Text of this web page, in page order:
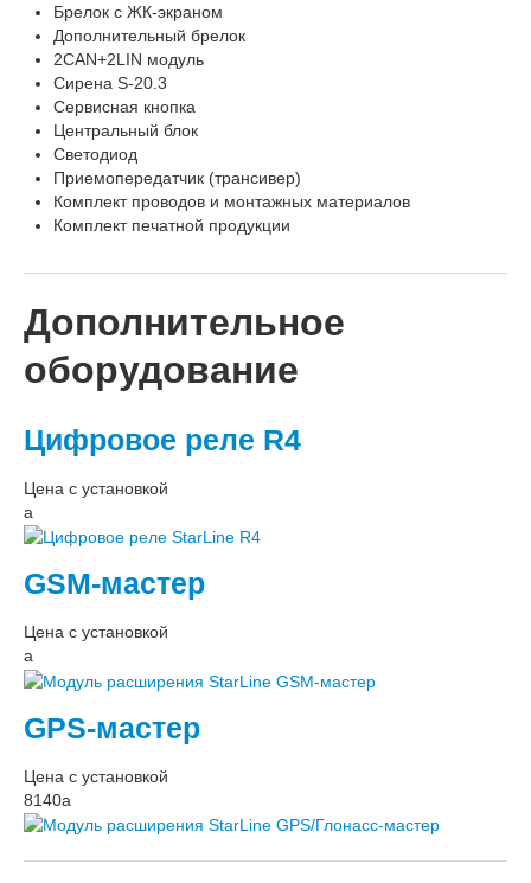
Брелок с ЖК-экраном
Дополнительный брелок
2CAN+2LIN модуль
Сирена S-20.3
Сервисная кнопка
Центральный блок
Светодиод
Приемопередатчик (трансивер)
Комплект проводов и монтажных материалов
Комплект печатной продукции
Дополнительное
оборудование
Цифровое реле R4
Цена с установкой
a
GSM-мастер
Цена с установкой
a
GPS-мастер
Цена с установкой
8140a